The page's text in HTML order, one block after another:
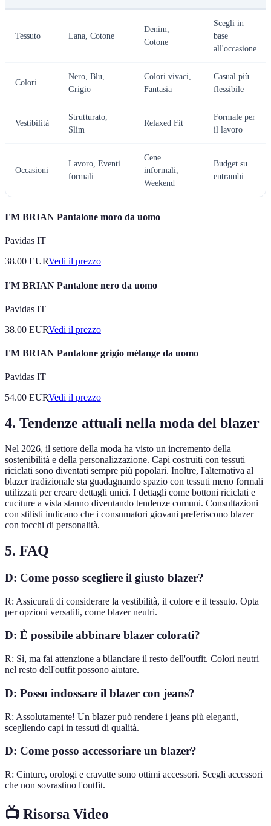
Tessuto Lana, Cotone
Denim,
Cotone
Scegli in
base
all'occasione
Colori
Nero, Blu,
Grigio
Colori vivaci,
Fantasia
Casual più
flessibile
Vestibilità
Strutturato,
Slim
Relaxed Fit
Formale per
il lavoro
Occasioni
Lavoro, Eventi
formali
Cene
informali,
Weekend
Budget su
entrambi
I'M BRIAN Pantalone moro da uomo
Pavidas IT
38.00 EURVedi il prezzo
I'M BRIAN Pantalone nero da uomo
Pavidas IT
38.00 EURVedi il prezzo
I'M BRIAN Pantalone grigio mélange da uomo
Pavidas IT
54.00 EURVedi il prezzo
4. Tendenze attuali nella moda del blazer
Nel 2026, il settore della moda ha visto un incremento della
sostenibilità e della personalizzazione. Capi costruiti con tessuti
riciclati sono diventati sempre più popolari. Inoltre, l'alternativa al
blazer tradizionale sta guadagnando spazio con tessuti meno formali
utilizzati per creare dettagli unici. I dettagli come bottoni riciclati e
cuciture a vista stanno diventando tendenze comuni. Consultazioni
con stilisti indicano che i consumatori giovani preferiscono blazer
con tocchi di personalità.
5. FAQ
D: Come posso scegliere il giusto blazer?
R: Assicurati di considerare la vestibilità, il colore e il tessuto. Opta
per opzioni versatili, come blazer neutri.
D: È possibile abbinare blazer colorati?
R: Sì, ma fai attenzione a bilanciare il resto dell'outfit. Colori neutri
nel resto dell'outfit possono aiutare.
D: Posso indossare il blazer con jeans?
R: Assolutamente! Un blazer può rendere i jeans più eleganti,
scegliendo capi in tessuti di qualità.
D: Come posso accessoriare un blazer?
R: Cinture, orologi e cravatte sono ottimi accessori. Scegli accessori
che non sovrastino l'outfit.
📺 Risorsa Video